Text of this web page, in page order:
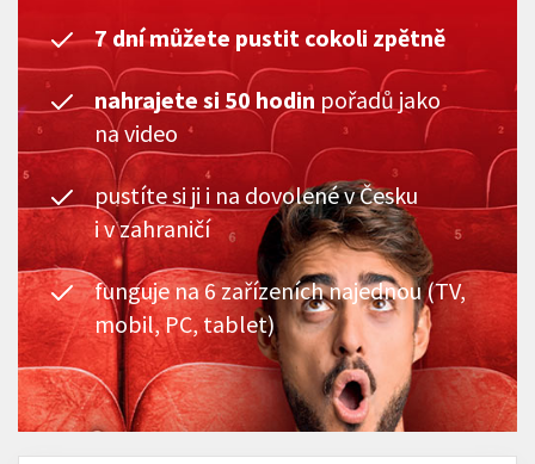
7 dní můžete pustit cokoli zpětně
nahrajete si 50 hodin pořadů jako
na video
pustíte si ji i na dovolené v Česku
i v zahraničí
funguje na 6 zařízeních najednou (TV,
mobil, PC, tablet)